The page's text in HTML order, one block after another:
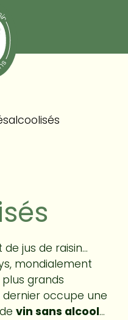
jus de raisin…
mondialement
grands
occupe une
vin sans alcool…